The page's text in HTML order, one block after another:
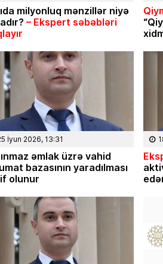
milyonluq mənzillər niyə
– Ekspert səbəbləri
İyun 2026, 13:31
əmlak üzrə vahid
bazasının yaradılması
olunur